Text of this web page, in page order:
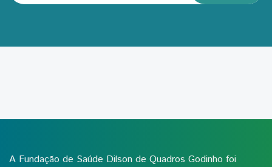
A Fundação de Saúde Dilson de Quadros Godinho foi